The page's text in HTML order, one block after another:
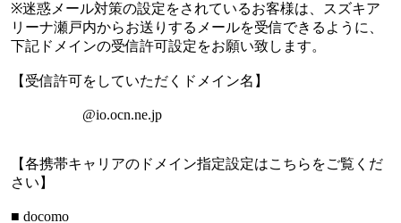
※迷惑メール対策の設定をされているお客様は、スズキア
リーナ瀬戸内からお送りするメールを受信できるように、
下記ドメインの受信許可設定をお願い致します。
【受信許可をしていただくドメイン名】
@io.ocn.ne.jp
【各携帯キャリアのドメイン指定設定はこちらをご覧くだ
さい】
■ docomo